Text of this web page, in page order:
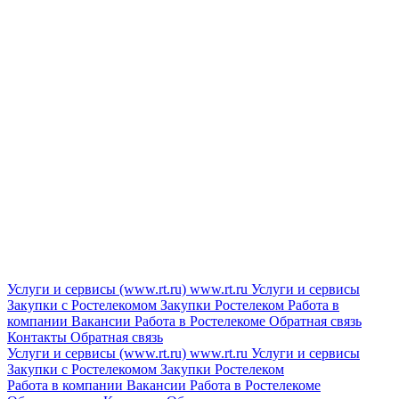
Услуги и сервисы (www.rt.ru) www.rt.ru Услуги и сервисы
Закупки с Ростелекомом Закупки Ростелеком Работа в
компании Вакансии Работа в Ростелекоме Обратная связь
Контакты Обратная связь
Услуги и сервисы (www.rt.ru) www.rt.ru Услуги и сервисы
Закупки с Ростелекомом Закупки Ростелеком
Работа в компании Вакансии Работа в Ростелекоме